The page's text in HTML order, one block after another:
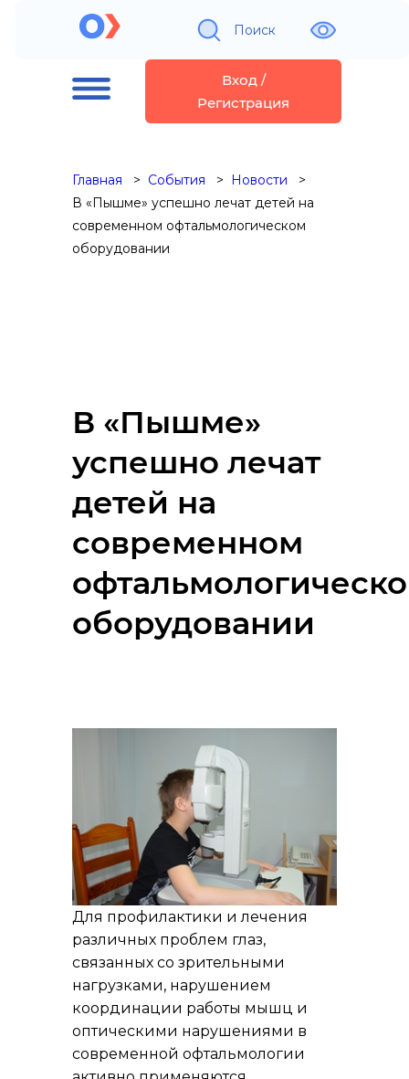
Поиск
Вход /
Регистрация
Главная События
Новости
В «Пышме» успешно лечат детей на
современном офтальмологическом
оборудовании
В «Пышме»
успешно лечат
детей на
современном
оборудовании
Для профилактики и лечения
различных проблем глаз,
связанных со зрительными
нагрузками, нарушением
координации работы мышц и
оптическими нарушениями в
современной офтальмологии